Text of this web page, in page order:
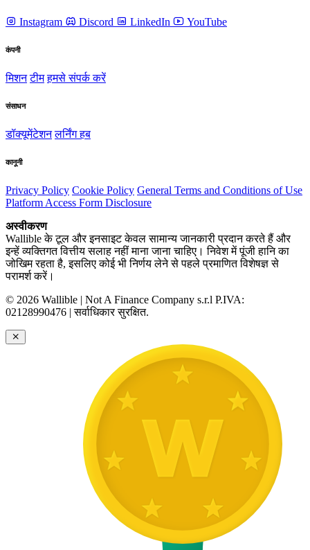
Instagram Discord LinkedIn YouTube
कंपनी
मिशन टीम हमसे संपर्क करें
संसाधन
डॉक्यूमेंटेशन लर्निंग हब
कानूनी
Privacy Policy Cookie Policy General Terms and Conditions of Use
Platform Access Form Disclosure
अस्वीकरण
Wallible के टूल और इनसाइट केवल सामान्य जानकारी प्रदान करते हैं और
इन्हें व्यक्तिगत वित्तीय सलाह नहीं माना जाना चाहिए। निवेश में पूंजी हानि का
जोखिम रहता है, इसलिए कोई भी निर्णय लेने से पहले प्रमाणित विशेषज्ञ से
परामर्श करें।
© 2026 Wallible | Not A Finance Company s.r.l P.IVA:
02128990476 | सर्वाधिकार सुरक्षित.